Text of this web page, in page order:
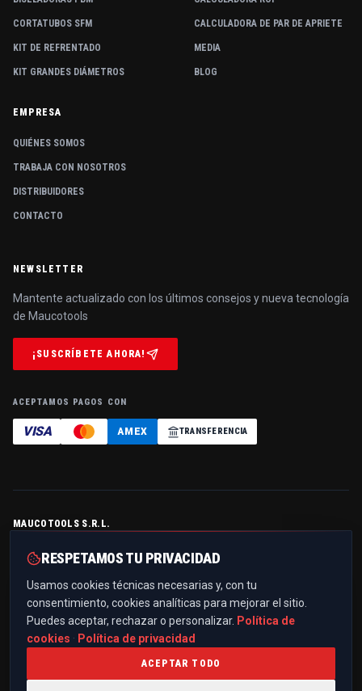
CORTATUBOS SFM
KIT DE REFRENTADO
KIT GRANDES DIÁMETROS
CALCULADORA DE PAR DE APRIETE
MEDIA
BLOG
EMPRESA
QUIÉNES SOMOS
TRABAJA CON NOSOTROS
DISTRIBUIDORES
CONTACTO
NEWSLETTER
Mantente actualizado con los últimos consejos y nueva tecnología
de Maucotools
¡SUSCRÍBETE AHORA!
ACEPTAMOS PAGOS CON
VISA AMEX TRANSFERENCIA
MAUCOTOOLS S.R.L.
P.IVA / C.F.IT03299510796 · REACZ-194125· Cap. soc.
+39 0961 021836
info@maucotools.com
PEC:maucotoolssrl@pec.it
RESPETAMOS TU PRIVACIDAD
Usamos cookies técnicas necesarias y, con tu
consentimiento, cookies analíticas para mejorar el sitio.
Puedes aceptar, rechazar o personalizar. Política de
cookies · Política de privacidad
ACEPTAR TODO